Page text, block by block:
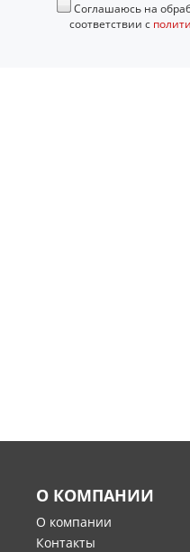
Соглашаюсь на
соответствии с
О КОМПАНИИ
О компании
Контакты